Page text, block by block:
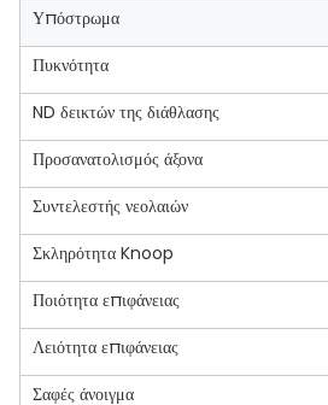
Υπόστρωμα
Πυκνότητα
ND δεικτών της διάθλασης
Προσανατολισμός άξονα
Συντελεστής νεολαιών
Σκληρότητα Knoop
Ποιότητα επιφάνειας
Λειότητα επιφάνειας
Σαφές άνοιγμα